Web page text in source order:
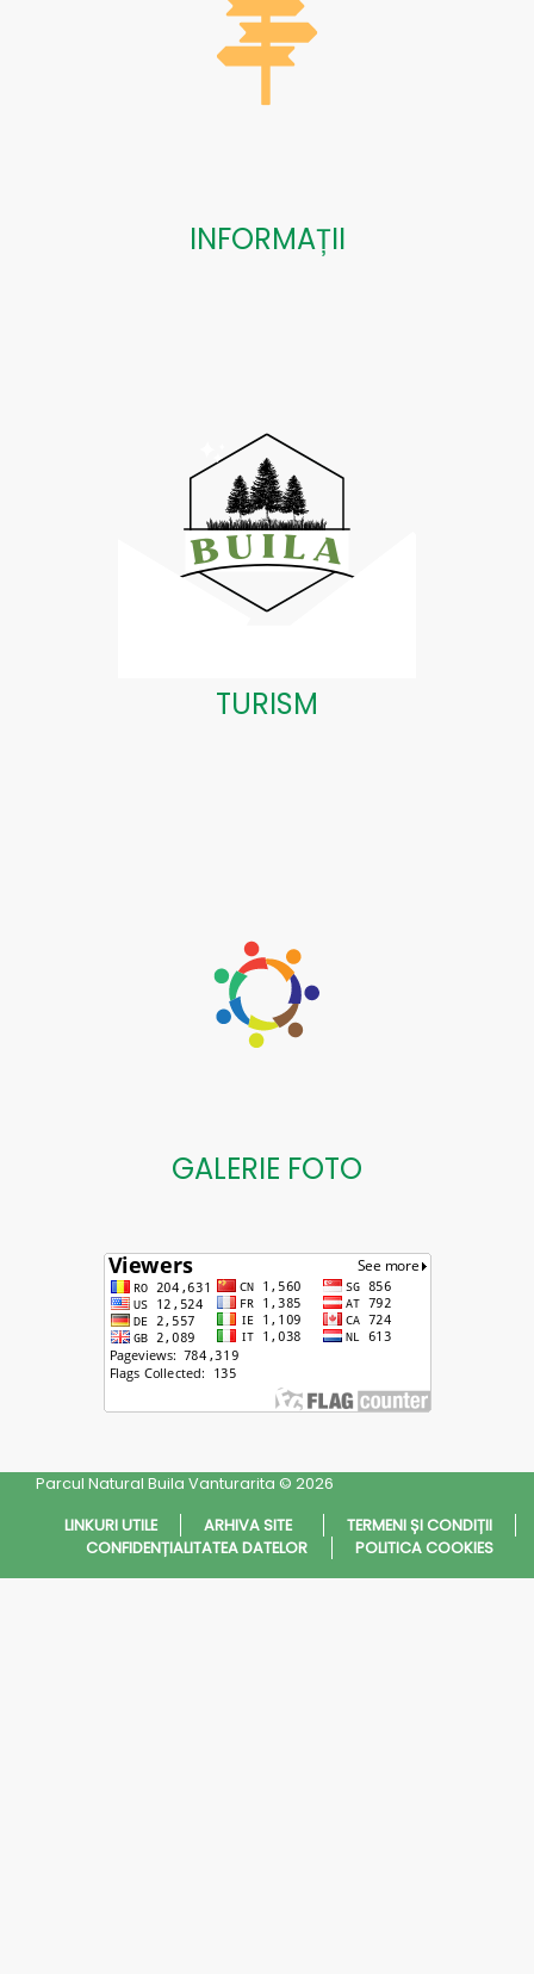
INFORMAȚII
TURISM
GALERIE FOTO
Parcul Natural Buila Vanturarita © 2026
LINKURI UTILE ARHIVA SITE
TERMENI ȘI CONDIȚII
CONFIDENȚIALITATEA DATELOR
POLITICA COOKIES